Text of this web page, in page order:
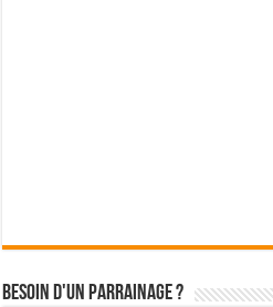
Besoin d'un parrainage ?